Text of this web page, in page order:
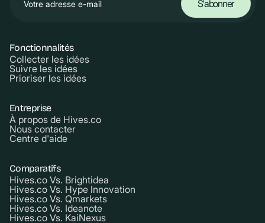
Fonctionnalités
Collecter les idées
Suivre les idées
Prioriser les idées
Entreprise
À propos de Hives.co
Nous contacter
Centre d'aide
Comparatifs
Hives.co Vs. Brightidea
Hives.co Vs. Hype Innovation
Hives.co Vs. Qmarkets
Hives.co Vs. Ideanote
Hives.co Vs. KaiNexus